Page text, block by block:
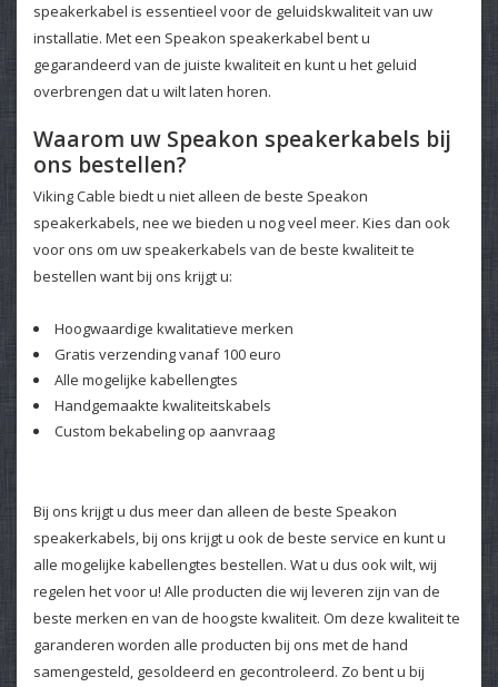
speakerkabel is essentieel voor de geluidskwaliteit van uw
installatie. Met een Speakon speakerkabel bent u
gegarandeerd van de juiste kwaliteit en kunt u het geluid
overbrengen dat u wilt laten horen.
Waarom uw Speakon speakerkabels bij
ons bestellen?
Viking Cable biedt u niet alleen de beste Speakon
speakerkabels, nee we bieden u nog veel meer. Kies dan ook
voor ons om uw speakerkabels van de beste kwaliteit te
bestellen want bij ons krijgt u:
Hoogwaardige kwalitatieve merken
Gratis verzending vanaf 100 euro
Alle mogelijke kabellengtes
Handgemaakte kwaliteitskabels
Custom bekabeling op aanvraag
Bij ons krijgt u dus meer dan alleen de beste Speakon
speakerkabels, bij ons krijgt u ook de beste service en kunt u
alle mogelijke kabellengtes bestellen. Wat u dus ook wilt, wij
regelen het voor u! Alle producten die wij leveren zijn van de
beste merken en van de hoogste kwaliteit. Om deze kwaliteit te
garanderen worden alle producten bij ons met de hand
samengesteld, gesoldeerd en gecontroleerd. Zo bent u bij